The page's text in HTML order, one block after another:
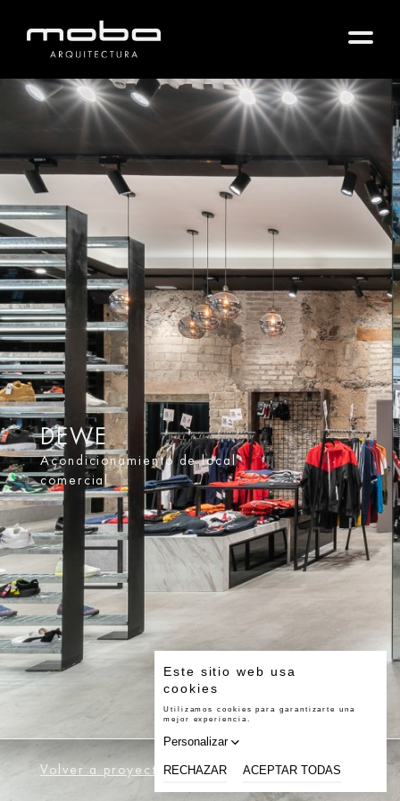
DEWE
Acondicionamiento de local
comercial
Volver a proyectos